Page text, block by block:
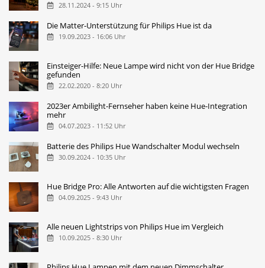
28.11.2024 - 9:15 Uhr
Die Matter-Unterstützung für Philips Hue ist da
19.09.2023 - 16:06 Uhr
Einsteiger-Hilfe: Neue Lampe wird nicht von der Hue Bridge
gefunden
22.02.2020 - 8:20 Uhr
2023er Ambilight-Fernseher haben keine Hue-Integration
mehr
04.07.2023 - 11:52 Uhr
Batterie des Philips Hue Wandschalter Modul wechseln
30.09.2024 - 10:35 Uhr
Hue Bridge Pro: Alle Antworten auf die wichtigsten Fragen
04.09.2025 - 9:43 Uhr
Alle neuen Lightstrips von Philips Hue im Vergleich
10.09.2025 - 8:30 Uhr